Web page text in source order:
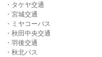
・タケヤ交通
・宮城交通
・ミヤコーバス
・秋田中央交通
・羽後交通
・秋北バス